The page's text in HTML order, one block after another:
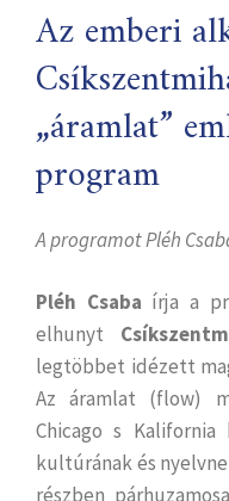
Az emberi
„áramlat”
program
A programot Pléh
Pléh Csaba írja a
elhunyt
legtöbbet idézett
Az áramlat (flow)
Chicago s
kultúrának és
részben